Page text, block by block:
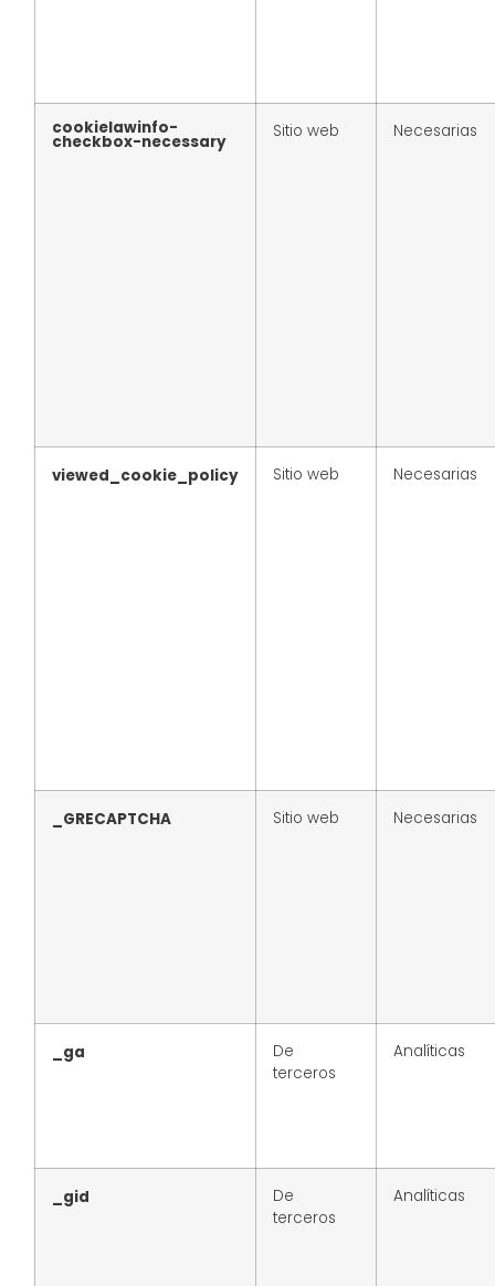
cookielawinfo-
checkbox-necessary
Sitio web Necesarias
viewed_cookie_policy Sitio web Necesarias
_GRECAPTCHA Sitio web Necesarias
_ga
De
terceros
Analíticas
_gid
De
terceros
Analíticas